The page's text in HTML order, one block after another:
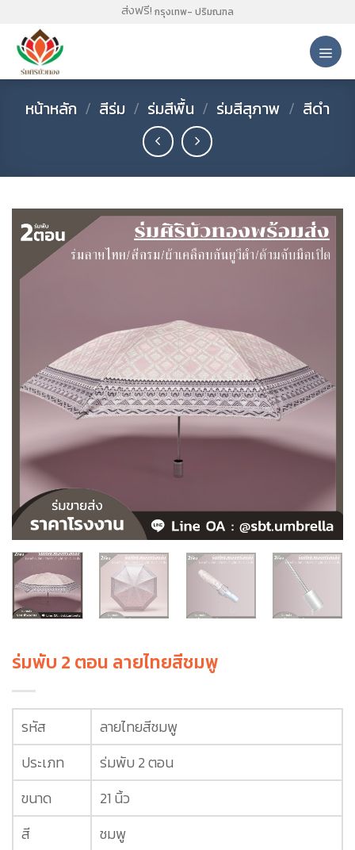
content
ส่งฟรี! กรุงเทพ- ปริมณฑล
หน้าหลัก / สีร่ม / ร่มสีพื้น / ร่มสีสุภาพ / สีดำ
ร่มพับ 2 ตอน ลายไทยสีชมพู
รหัส
ลายไทยสีชมพู
ประเภท
ร่มพับ 2 ตอน
ขนาด
21 นิ้ว
สี
ชมพู